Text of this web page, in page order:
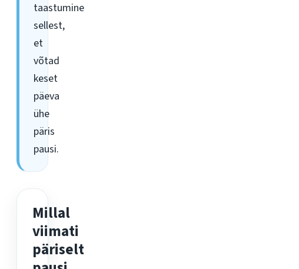
taastumine
sellest,
et
võtad
keset
päeva
ühe
päris
pausi.
Millal
viimati
päriselt